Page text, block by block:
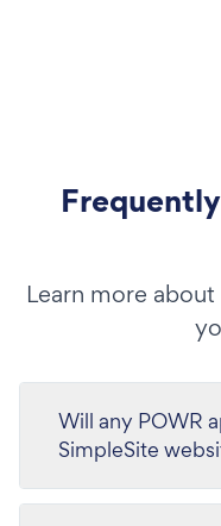
Learn more
Will any POWR
SimpleSite